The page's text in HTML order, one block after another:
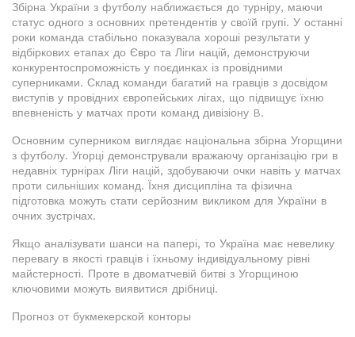
Збірна України з футболу наближається до турніру, маючи
статус одного з основних претендентів у своїй групі. У останні
роки команда стабільно показувала хороші результати у
відбіркових етапах до Євро та Ліги націй, демонструючи
конкурентоспроможність у поєдинках із провідними
суперниками. Склад команди багатий на гравців з досвідом
виступів у провідних європейських лігах, що підвищує їхню
впевненість у матчах проти команд дивізіону B.
Основним суперником виглядає національна збірна Угорщини
з футболу. Угорці демонстрували вражаючу організацію гри в
недавніх турнірах Ліги націй, здобуваючи очки навіть у матчах
проти сильніших команд. Їхня дисципліна та фізична
підготовка можуть стати серйозним викликом для України в
очних зустрічах.
Якщо аналізувати шанси на папері, то Україна має невелику
перевагу в якості гравців і їхньому індивідуальному рівні
майстерності. Проте в двоматчевій битві з Угорщиною
ключовими можуть виявитися дрібниці.
Прогноз от букмекерской конторы